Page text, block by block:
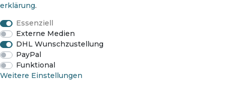
Impressum
erklärung.
Essenziell
Externe Medien
DHL Wunschzustellung
PayPal
Funktional
Weitere Einstellungen